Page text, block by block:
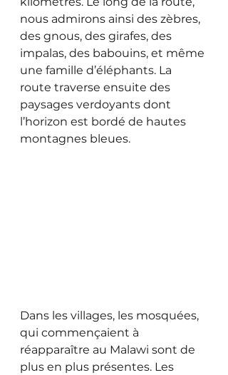
nous admirons ainsi des zèbres,
des gnous, des girafes, des
impalas, des babouins, et même
une famille d’éléphants. La
route traverse ensuite des
paysages verdoyants dont
l’horizon est bordé de hautes
montagnes bleues.
Dans les villages, les mosquées,
qui commençaient à
réapparaître au Malawi sont de
plus en plus présentes. Les